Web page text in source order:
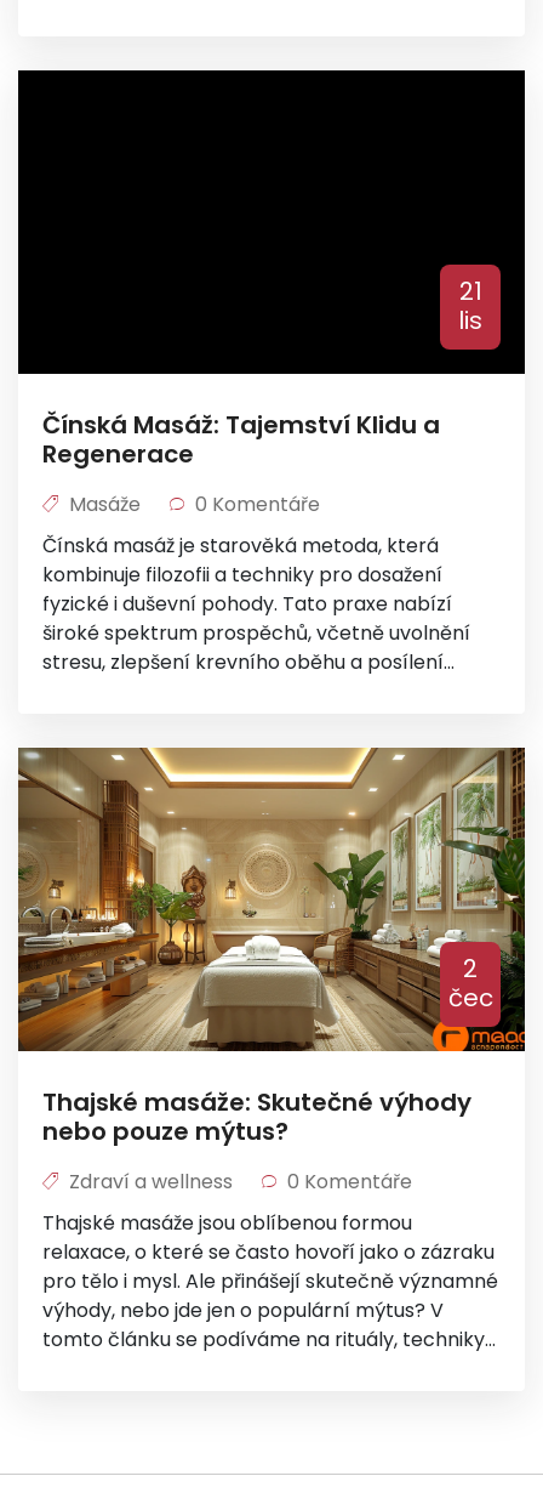
prevence a léčba řady potíží. Objevte, jak
21
lis
Čínská Masáž: Tajemství Klidu a
Regenerace
Masáže
0 Komentáře
Čínská masáž je starověká metoda, která
kombinuje filozofii a techniky pro dosažení
fyzické i duševní pohody. Tato praxe nabízí
široké spektrum prospěchů, včetně uvolnění
stresu, zlepšení krevního oběhu a posílení
rovnováhy těla a mysli. Objevte, jak může tato
efektivní metoda pomoci v běžném životě.
2
čec
Thajské masáže: Skutečné výhody
nebo pouze mýtus?
Zdraví a wellness
0 Komentáře
Thajské masáže jsou oblíbenou formou
relaxace, o které se často hovoří jako o zázraku
pro tělo i mysl. Ale přinášejí skutečně významné
výhody, nebo jde jen o populární mýtus? V
tomto článku se podíváme na rituály, techniky